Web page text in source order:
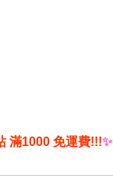
滿1000 免運費!!!✨